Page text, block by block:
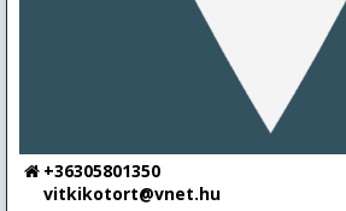
+36305801350
vitkikotort@vnet.hu